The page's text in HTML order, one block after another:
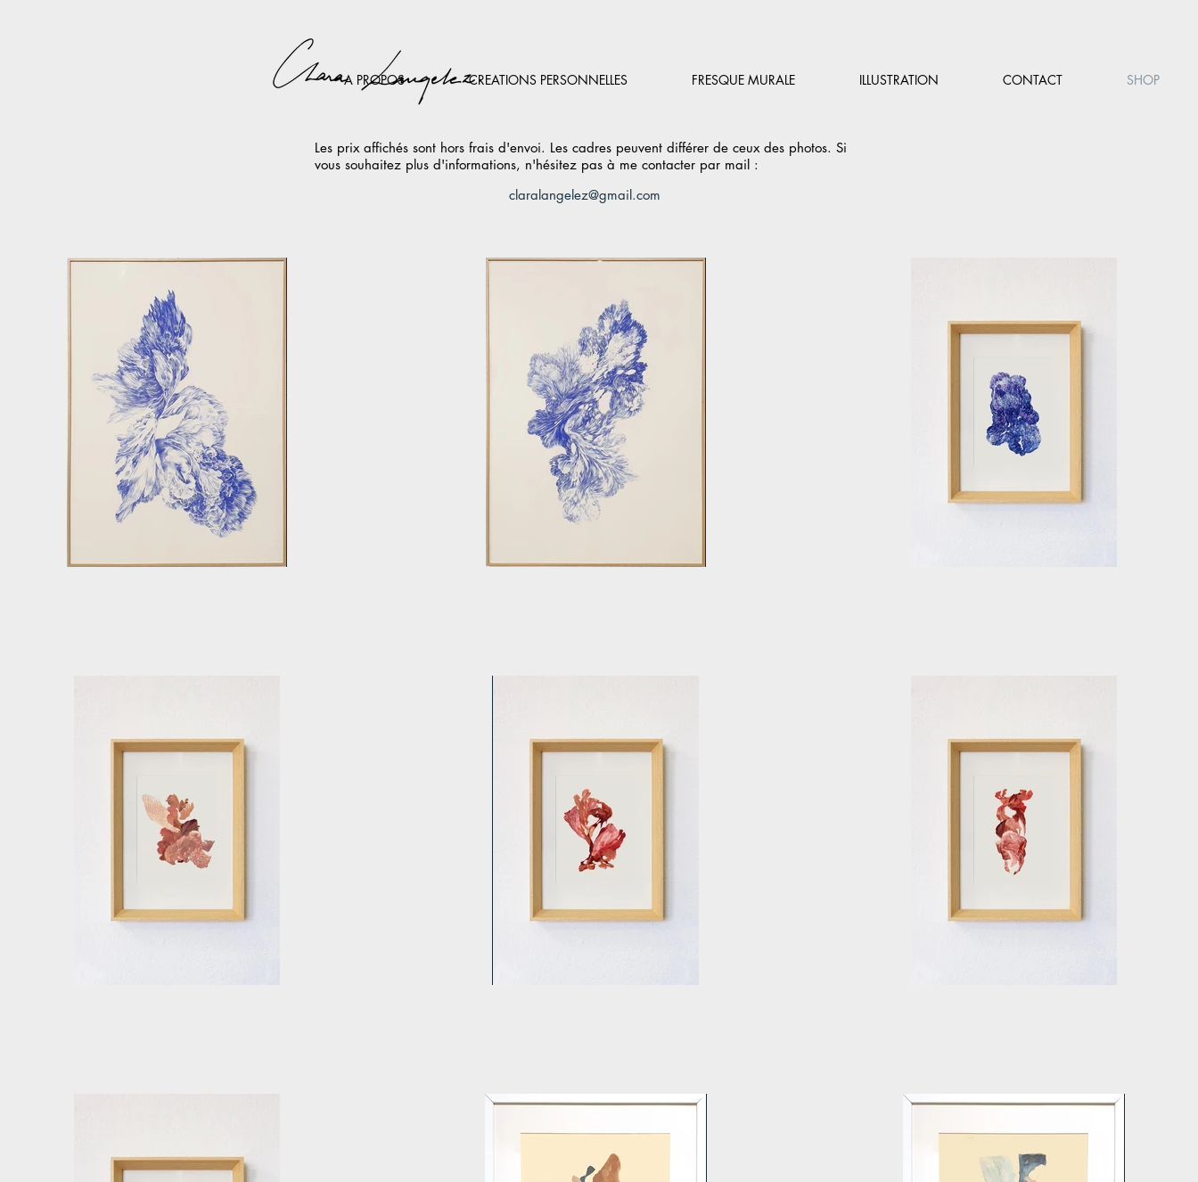
A PROPOS CREATIONS PERSONNELLES FRESQUE MURALE ILLUSTRATION CONTACT SHOP
Les prix affichés sont hors frais d'envoi. Les cadres peuvent différer de ceux des photos. Si
vous souhaitez plus d'informations, n'hésitez pas à me contacter par mail :
claralangelez@gmail.com